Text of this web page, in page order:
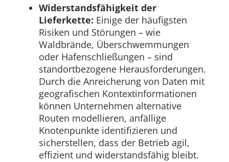
Widerstandsfähigkeit der
Lieferkette: Einige der häufigsten
Risiken und Störungen – wie
Waldbrände, Überschwemmungen
oder Hafenschließungen – sind
standortbezogene Herausforderungen.
Durch die Anreicherung von Daten mit
geografischen Kontextinformationen
können Unternehmen alternative
Routen modellieren, anfällige
Knotenpunkte identifizieren und
sicherstellen, dass der Betrieb agil,
effizient und widerstandsfähig bleibt.